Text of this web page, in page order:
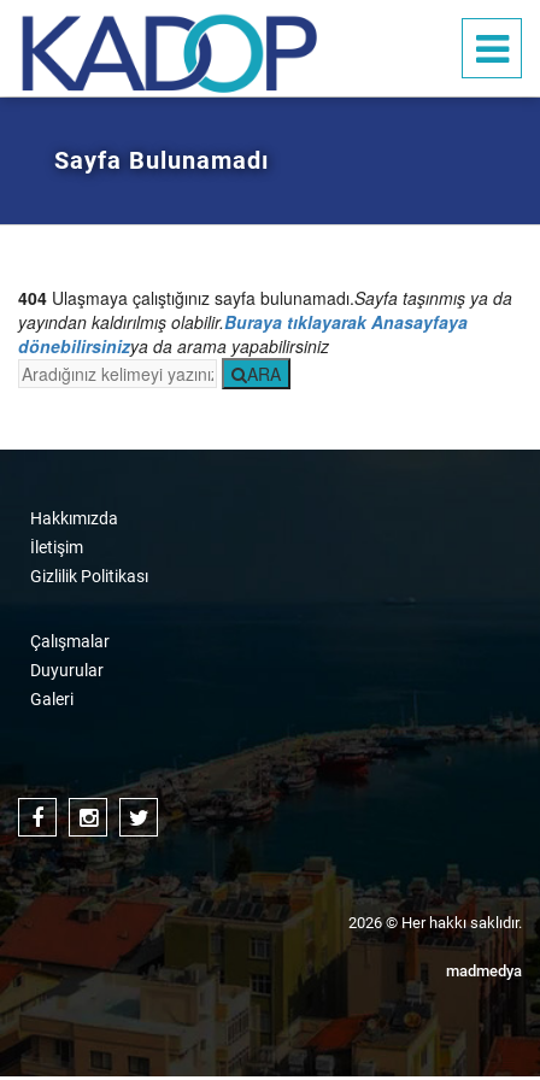
Hakkımızda
Duyurular
Galeri
Sayfa Bulunamadı
404 Ulaşmaya çalıştığınız sayfa bulunamadı.Sayfa taşınmış ya da
yayından kaldırılmış olabilir.Buraya tıklayarak Anasayfaya
dönebilirsinizya da arama yapabilirsiniz
ARA
Hakkımızda
İletişim
Gizlilik Politikası
Çalışmalar
Duyurular
Galeri
2026 © Her hakkı saklıdır.
madmedya